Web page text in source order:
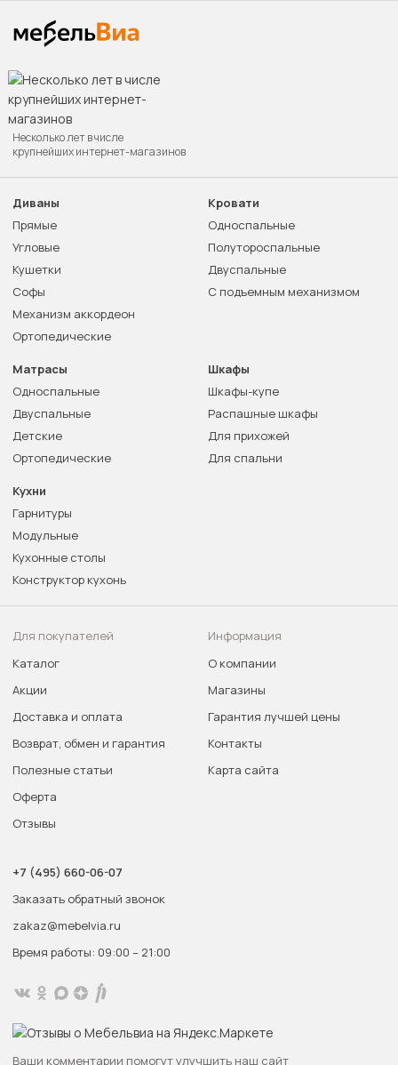
Несколько лет в числе
крупнейших интернет-магазинов
Диваны
Прямые
Угловые
Кушетки
Софы
Механизм аккордеон
Ортопедические
Кровати
Односпальные
Полутороспальные
Двуспальные
С подъемным механизмом
Матрасы
Односпальные
Двуспальные
Детские
Ортопедические
Шкафы
Шкафы-купе
Распашные шкафы
Для прихожей
Для спальни
Кухни
Гарнитуры
Модульные
Кухонные столы
Конструктор кухонь
Для покупателей
Каталог
Акции
Доставка и оплата
Возврат, обмен и гарантия
Полезные статьи
Оферта
Отзывы
Информация
О компании
Магазины
Гарантия лучшей цены
Контакты
Карта сайта
+7 (495) 660-06-07
Заказать обратный звонок
zakaz@mebelvia.ru
Время работы: 09:00 – 21:00
Ваши комментарии помогут улучшить наш сайт